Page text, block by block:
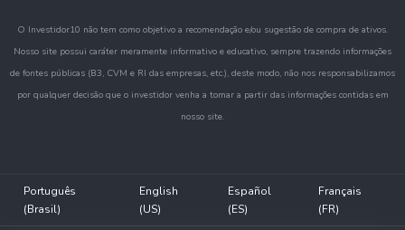
O Investidor10 não tem como objetivo a recomendação e/ou sugestão de compra de ativos.
Nosso site possui caráter meramente informativo e educativo, sempre trazendo informações
de fontes públicas (B3, CVM e RI das empresas, etc.), deste modo, não nos responsabilizamos
por qualquer decisão que o investidor venha a tomar a partir das informações contidas em
nosso site.
Português
(Brasil)
English
(US)
Español
(ES)
Français
(FR)